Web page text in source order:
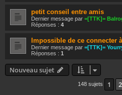
petit conseil entre amis
Dernier message par =[TTK]=
Réponses : 4
Impossible de ce connecter
Dernier message par =[TTK]=
Réponses : 1
Nouveau sujet
148 sujets 1 2